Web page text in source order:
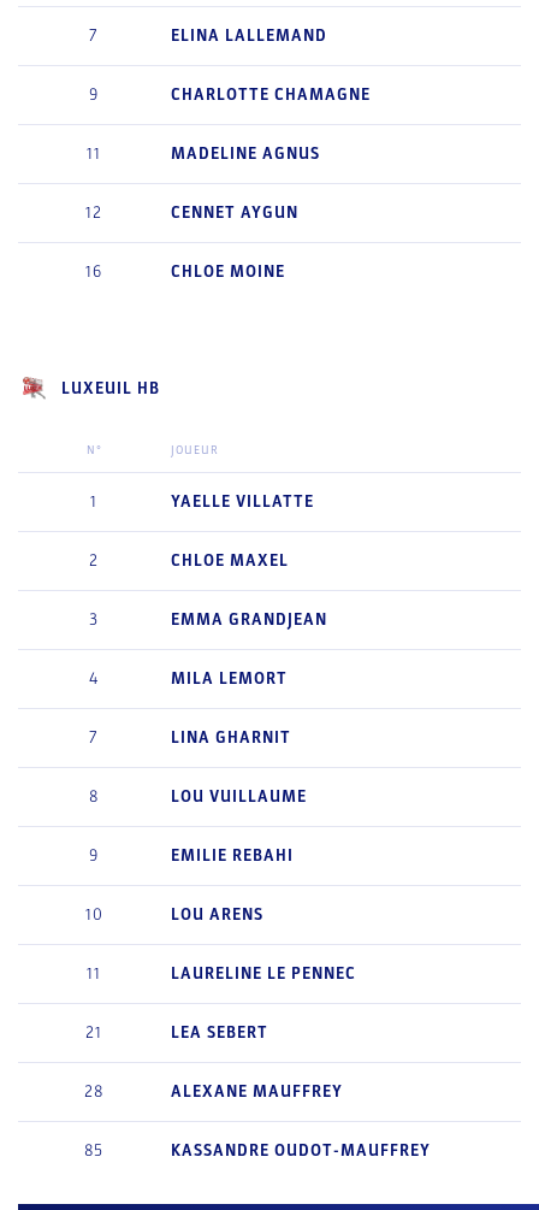
7 ELINA LALLEMAND
9 CHARLOTTE CHAMAGNE
11 MADELINE AGNUS
12 CENNET AYGUN
16 CHLOE MOINE
LUXEUIL HB
N° JOUEUR
1 YAELLE VILLATTE
2 CHLOE MAXEL
3 EMMA GRANDJEAN
4 MILA LEMORT
7 LINA GHARNIT
8 LOU VUILLAUME
9 EMILIE REBAHI
10 LOU ARENS
11 LAURELINE LE PENNEC
21 LEA SEBERT
28 ALEXANE MAUFFREY
85 KASSANDRE OUDOT-MAUFFREY